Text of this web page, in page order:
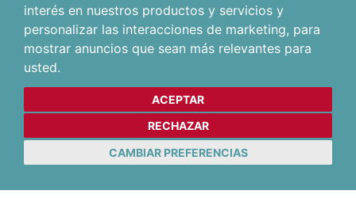
interés en nuestros productos y servicios y
personalizar las interacciones de marketing, para
mostrar anuncios que sean más relevantes para
usted.
ACEPTAR
RECHAZAR
CAMBIAR PREFERENCIAS